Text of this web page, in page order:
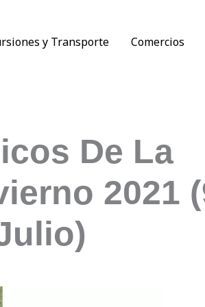
y Transporte Comercios
De La
2021